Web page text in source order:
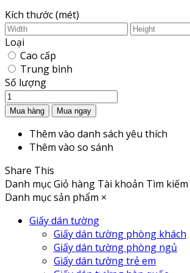
Kích thước (mét)
Loại
Cao cấp
Trung bình
Số lượng
Thêm vào danh sách yêu thích
Thêm vào so sánh
Share This
Danh mụcGiỏ hàng Tài khoản Tìm kiếm
Danh mục sản phẩm ×
Giấy dán tường
Giấy dán tường phòng khách
Giấy dán tường phòng ngủ
Giấy dán tường trẻ em